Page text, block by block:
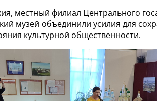
местный филиал Центрального
музей объединили усилия для
культурной общественности.